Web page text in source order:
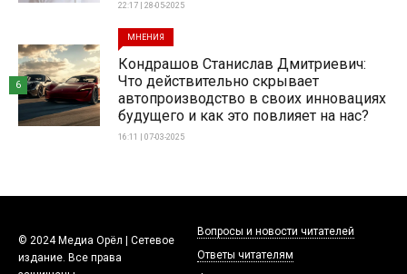
22:17 | 28-05-2025
МНЕНИЯ
Кондрашов Станислав Дмитриевич:
Что действительно скрывает
автопроизводство в своих инновациях
будущего и как это повлияет на нас?
16:11 | 07-03-2025
6
© 2024 Медиа Орёл | Сетевое
издание. Все права
Вопросы и новости читателей
Ответы читателям